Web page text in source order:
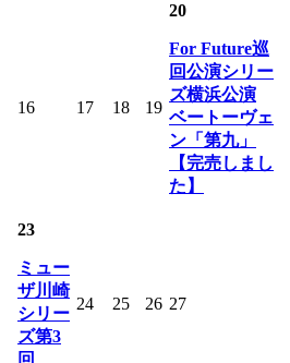
16 17 18 19
20
For Future巡
回公演シリー
ズ横浜公演
ベートーヴェ
ン「第九」
【完売しまし
た】
23
ミュー
ザ川崎
シリー
ズ第3
24 25 26 27